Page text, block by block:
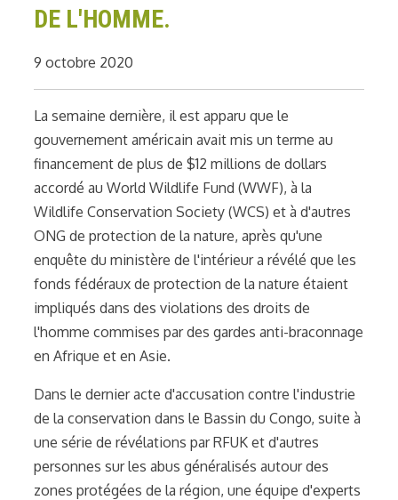
DE L'HOMME.
9 octobre 2020
La semaine dernière, il est apparu que le
gouvernement américain avait mis un terme au
financement de plus de $12 millions de dollars
accordé au World Wildlife Fund (WWF), à la
Wildlife Conservation Society (WCS) et à d'autres
ONG de protection de la nature, après qu'une
enquête du ministère de l'intérieur a révélé que les
fonds fédéraux de protection de la nature étaient
impliqués dans des violations des droits de
l'homme commises par des gardes anti-braconnage
en Afrique et en Asie.
Dans le dernier acte d'accusation contre l'industrie
de la conservation dans le Bassin du Congo, suite à
une série de révélations par RFUK et d'autres
personnes sur les abus généralisés autour des
zones protégées de la région, une équipe d'experts